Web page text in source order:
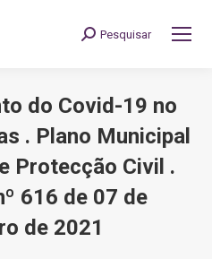
Search:
Pesquisar
do Covid-19 no
. Plano Municipal
Protecção Civil .
616 de 07 de
de 2021